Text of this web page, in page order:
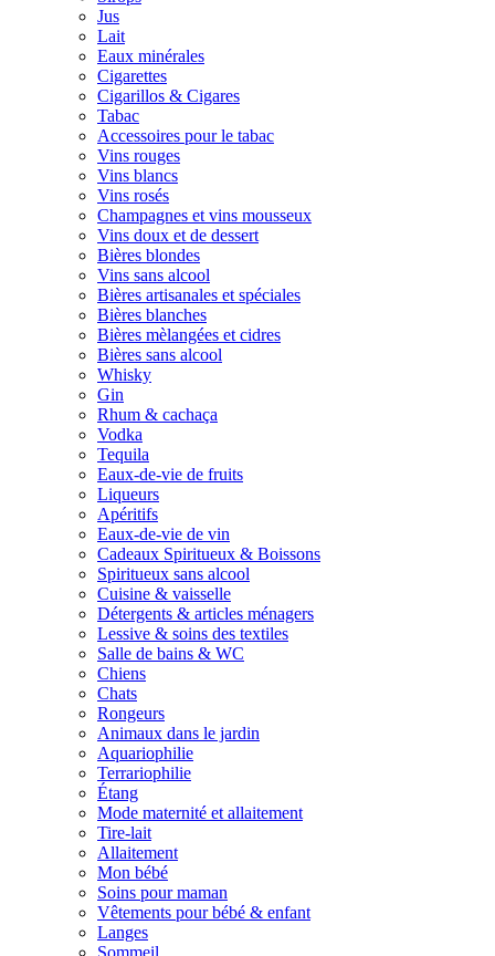
Jus
Lait
Eaux minérales
Cigarettes
Cigarillos & Cigares
Tabac
Accessoires pour le tabac
Vins rouges
Vins blancs
Vins rosés
Champagnes et vins mousseux
Vins doux et de dessert
Bières blondes
Vins sans alcool
Bières artisanales et spéciales
Bières blanches
Bières mèlangées et cidres
Bières sans alcool
Whisky
Gin
Rhum & cachaça
Vodka
Tequila
Eaux-de-vie de fruits
Liqueurs
Apéritifs
Eaux-de-vie de vin
Cadeaux Spiritueux & Boissons
Spiritueux sans alcool
Cuisine & vaisselle
Détergents & articles ménagers
Lessive & soins des textiles
Salle de bains & WC
Chiens
Chats
Rongeurs
Animaux dans le jardin
Aquariophilie
Terrariophilie
Étang
Mode maternité et allaitement
Tire-lait
Allaitement
Mon bébé
Soins pour maman
Vêtements pour bébé & enfant
Langes
Sommeil